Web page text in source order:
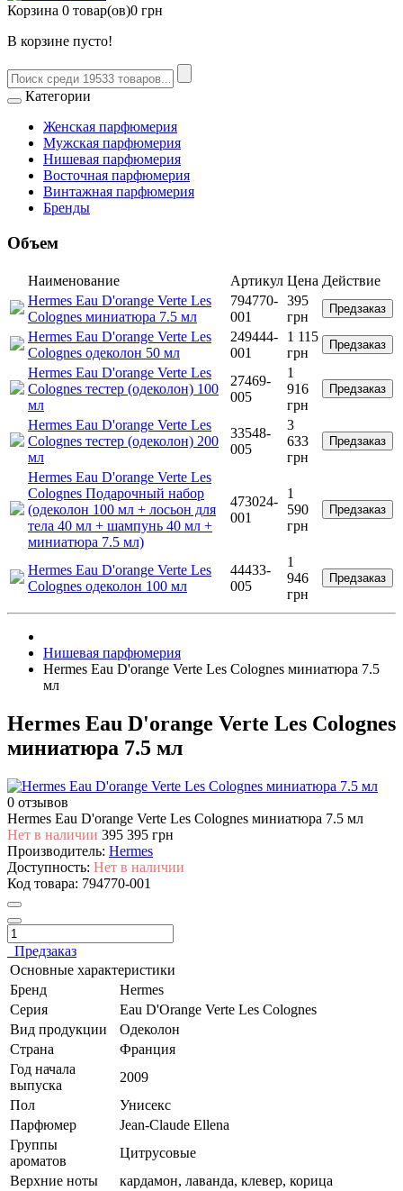
Корзина 0 товар(ов)0 грн
В корзине пусто!
Категории
Женская парфюмерия
Мужская парфюмерия
Нишевая парфюмерия
Восточная парфюмерия
Винтажная парфюмерия
Бренды
Объем
Наименование Артикул Цена Действие
Hermes Eau D'orange Verte Les
Colognes миниатюра 7.5 мл
794770-
001
395
грн
Предзаказ
Hermes Eau D'orange Verte Les
Colognes одеколон 50 мл
249444-
001
1 115
грн
Предзаказ
Hermes Eau D'orange Verte Les
Colognes тестер (одеколон) 100
мл
27469-
005
1
916
грн
Предзаказ
Hermes Eau D'orange Verte Les
Colognes тестер (одеколон) 200
мл
33548-
005
3
633
грн
Предзаказ
Hermes Eau D'orange Verte Les
Colognes Подарочный набор
(одеколон 100 мл + лосьон для
тела 40 мл + шампунь 40 мл +
миниатюра 7.5 мл)
473024-
001
1
590
грн
Предзаказ
Hermes Eau D'orange Verte Les
Colognes одеколон 100 мл
44433-
005
1
946
грн
Предзаказ
Нишевая парфюмерия
Hermes Eau D'orange Verte Les Colognes миниатюра 7.5
мл
Hermes Eau D'orange Verte Les Colognes
миниатюра 7.5 мл
0 отзывов
Hermes Eau D'orange Verte Les Colognes миниатюра 7.5 мл
Нет в наличии 395 395 грн
Производитель: Hermes
Доступность: Нет в наличии
Код товара: 794770-001
Предзаказ
Основные характеристики
Бренд
Hermes
Серия
Eau D'Orange Verte Les Colognes
Вид продукции
Одеколон
Страна
Франция
Год начала
выпуска
2009
Пол
Унисекс
Парфюмер
Jean-Claude Ellena
Группы
ароматов
Цитрусовые
Верхние ноты
кардамон, лаванда, клевер, корица